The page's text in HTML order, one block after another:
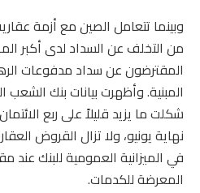
وبينما تتعامل الصين مع أزمة
من التخلف عن السداد لدى أكبر
المقترضون عن سداد مدفوعات
المبنية. وأظهرت بيانات بنك
شكلت ما يزيد قليلاً على ربع
نهاية يونيو، ولا تزال القروض
في الميزانية العمومية للبنك عند
المعرضة للكدمات.